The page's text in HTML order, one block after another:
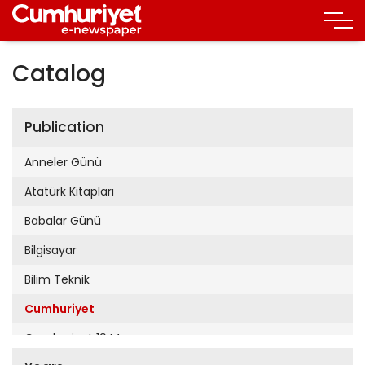
Catalog
Publication
Anneler Günü
Atatürk Kitapları
Babalar Günü
Bilgisayar
Bilim Teknik
Cumhuriyet
Cumhuriyet 19 Mayıs